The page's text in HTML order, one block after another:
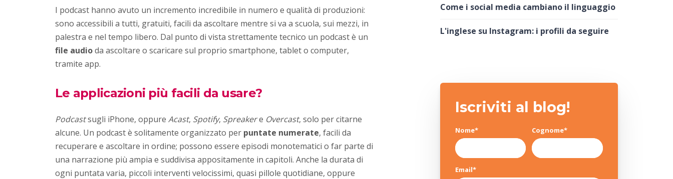
I podcast hanno avuto un incremento incredibile in numero e qualità di produzioni:
sono accessibili a tutti, gratuiti, facili da ascoltare mentre si va a scuola, sui mezzi, in
palestra e nel tempo libero. Dal punto di vista strettamente tecnico un podcast è un
file audioda ascoltare o scaricare sul proprio smartphone, tablet o computer,
tramite app.
Le applicazioni più facili da usare?
Podcastsugli iPhone, oppure Acast, Spotify, Spreakere Overcast, solo per citarne
alcune. Un podcast è solitamente organizzato per puntate numerate, facili da
recuperare e ascoltare in ordine; possono essere episodi monotematici o far parte di
una narrazione più ampia e suddivisa appositamente in capitoli. Anche la durata di
ogni puntata varia, piccoli interventi velocissimi, quasi pillole quotidiane, oppure
Come i social media cambiano il linguaggio
L'inglese su Instagram: i profili da seguire
Iscriviti al blog!
Nome* Cognome*
Email*